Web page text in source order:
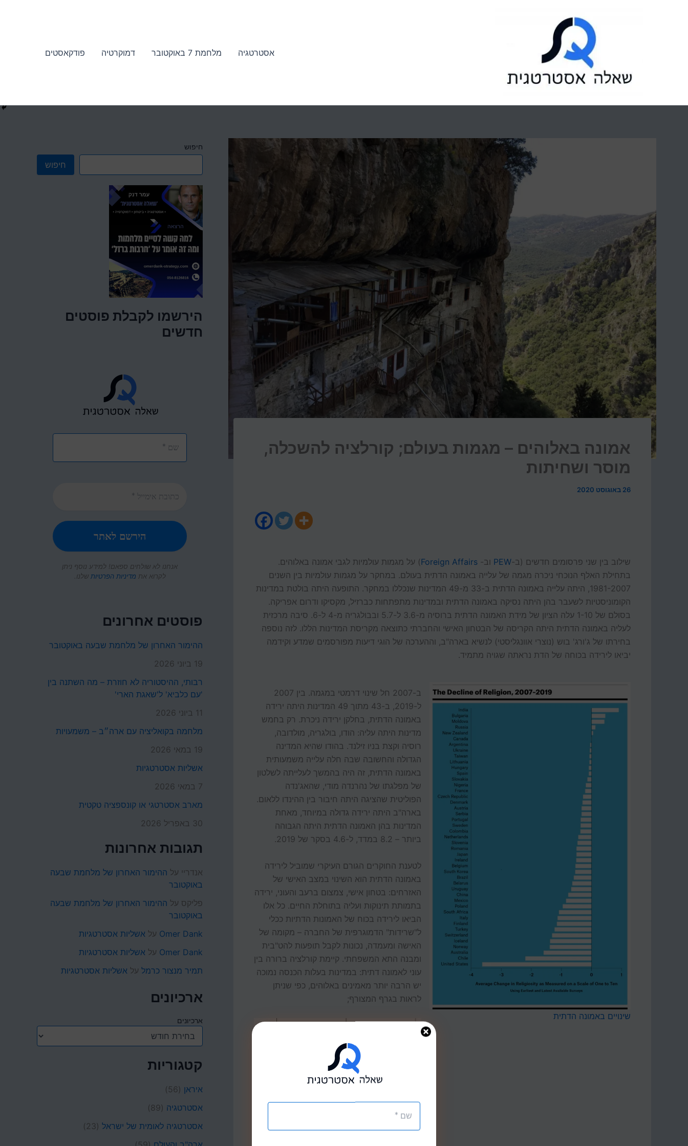
אסטרטגיה מלחמת 7 באוקטובר דמוקרטיה פודקאסטים
אמונה באלוהים – מגמות בעולם; קורלציה להשכלה,
מוסר ושחיתות
26 באוגוסט 2020
שילוב בין שני פרסומים חדשים (ב- PEW וב- Foreign Affairs) על מגמות עולמיות לגבי אמונה באלוהים.
בתחילת האלף הנוכחי ניכרה מגמה של עלייה באמונה הדתית בעולם. במחקר על מגמות עולמיות בין השנים
1981-2007, היתה עלייה באמונה הדתית ב-33 מ-49 המדינות שנכללו במחקר. התופעה היתה בולטת במדינות
הקומוניסטיות לשעבר בהן היתה נסיקה באמונה הדתית ובמדינות מתפתחות כברזיל, מקסיקו ודרום אפריקה.
בסולם של 1-10 עלה הציון של מידת האמונה הדתית ברוסיה מ-3.6 ל-5.7 ובבולגריה מ-4 ל-6. סיבה מרכזית
לעליה באמונה הדתית היתה הקריסה של הבטחון האישי והחברתי כתוצאה מקריסת המדינות הללו. לזה נוספה
בחירתו של ג'ורג' בוש (נוצרי אוונגליסטי) לנשיא בארה"ב, וההערכה של הוגי דיעות מפורסמים שמדע וקידמה
יביאו לירידה בכוחה של הדת נראתה שגויה מתמיד.
שינויים באמונה הדתית
ב-2007 חל שינוי דרמטי במגמה. בין 2007
ל-2019, ב-43 מתוך 49 המדינות היתה ירידה
באמונה הדתית, בחלקן ירידה ניכרת. רק בחמש
מדינות היתה עליה: הודו, בולגריה, מולדובה,
רוסיה וקצת בניו זילנד. בהודו שהיא המדינה
הגדולה והחשובה שבה חלה עלייה משמעותית
באמונה הדתית, זה היה בהמשך לעלייתה לשלטון
של מפלגתו של נהרנדה מודי, שהאג'נדה
הפוליטית שהציגה היתה חיבור בין ההינדו ללאום.
בארה"ב היתה ירידה גדולה במיוחד, מאחת
המדינות בהן האמונה הדתית היתה הגבוהה
ביותר – 8.2 במדד, ל-4.6 בסקר של 2019.
לטענת החוקרים הגורם העיקרי שמוביל לירידה
באמונה הדתית הוא השינוי במצב האישי של
האזרחים: בטחון אישי, צמצום ברעב והעוני, ירידה
בתמותת תינוקות ועליה בתוחלת החיים. כל אלו
הביאו לירידה בכוח של האמונות הדתיות ככלי
ל"שרידות" הדמוגרפית של החברה – מקומה של
האישה ומעמדה, נכונות לקבל תופעות להט"בית
ומבנה התא המשפחתי. קיימת קורלציה ברורה בין
עוני לאמונה דתית: במדינות בעלות הכנסה נמוכה
יש הרבה יותר מאמינים באלוהים, כפי שניתן
לראות בגרף המצורף;
חיפוש
חיפוש
הירשמו לקבלת פוסטים
חדשים
אנחנו לא שולחים ספאם! למידע נוסף ניתן
לקרוא את מדיניות הפרטיותשלנו.
פוסטים אחרונים
ההימור האחרון של מלחמת שבעה באוקטובר
19 ביוני 2026
רבותי, ההיסטוריה לא חוזרת – מה השתנה בין
'עם כלביא' ל'שאגת הארי'
11 ביוני 2026
מלחמה בקואליציה עם ארה״ב – משמעויות
19 במאי 2026
אשליות אסטרטגיות
7 במאי 2026
מארב אסטרטגי או קונספציה טקטית
30 באפריל 2026
תגובות אחרונות
אנדריי על ההימור האחרון של מלחמת שבעה
באוקטובר
פליקס על ההימור האחרון של מלחמת שבעה
באוקטובר
Omer Dank על אשליות אסטרטגיות
Omer Dank על אשליות אסטרטגיות
תמיר מנצור כרמל על אשליות אסטרטגיות
ארכיונים
ארכיונים
קטגוריות
איראן (56)
אסטרטגיה (89)
אסטרטגיה לאומית של ישראל (23)